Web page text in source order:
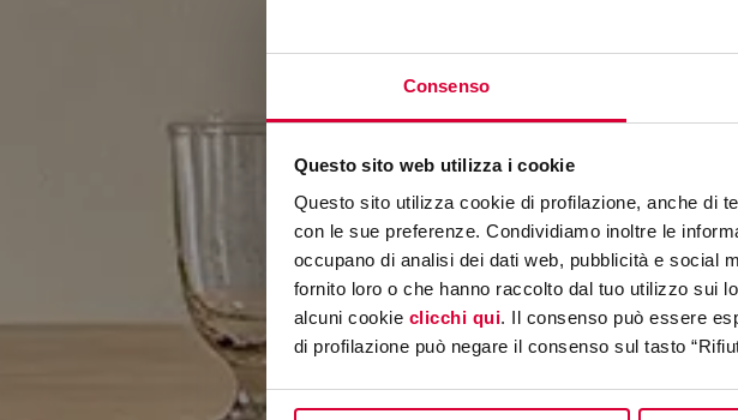
Consenso
Questo sito web utilizza i cookie
Questo sito utilizza cookie di profilazione, anche di
con le sue preferenze. Condividiamo inoltre le
occupano di analisi dei dati web, pubblicità e social
fornito loro o che hanno raccolto dal tuo utilizzo sui
alcuni cookie clicchi qui. Il consenso può essere
di profilazione può negare il consenso sul tasto
A new